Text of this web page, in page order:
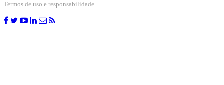
Termos de uso e responsabilidade